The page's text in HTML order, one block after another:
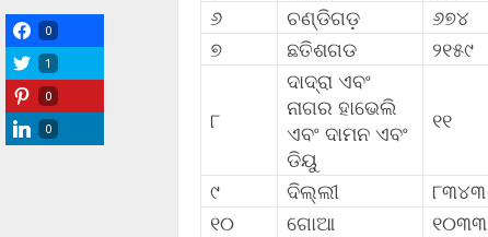
୬
ଚଣ୍ଡିଗଡ଼ ୬୭୪
୭
ଛତିଶଗଡ ୨୧୫୯
୮
ଦାଦ୍ରା ଏବଂ
ନାଗର ହାଭେଲି
ଏବଂ ଦାମନ ଏବଂ
ଡିୟୁ
୧୧
୯ ଦିଲ୍ଲୀ ୮୩୪୩
୧୦
ଗୋଆ ୧୦୩୩
0
1
0
0